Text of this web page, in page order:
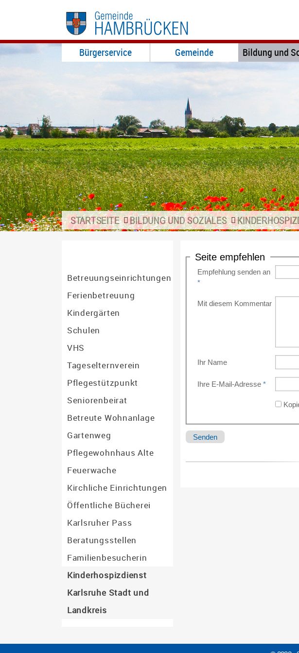
Bürgerservice Gemeinde Bildung und
STARTSEITE BILDUNG UND SOZIALES
Betreuungseinrichtungen
Ferienbetreuung
Kindergärten
Schulen
VHS
Tageselternverein
Pflegestützpunkt
Seniorenbeirat
Betreute Wohnanlage
Gartenweg
Pflegewohnhaus Alte
Feuerwache
Kirchliche Einrichtungen
Öffentliche Bücherei
Karlsruher Pass
Beratungsstellen
Familienbesucherin
Kinderhospizdienst
Karlsruhe Stadt und
Landkreis
Seite empfehlen
Empfehlung senden an
*
Mit diesem Kommentar
Ihr Name
Ihre E-Mail-Adresse *